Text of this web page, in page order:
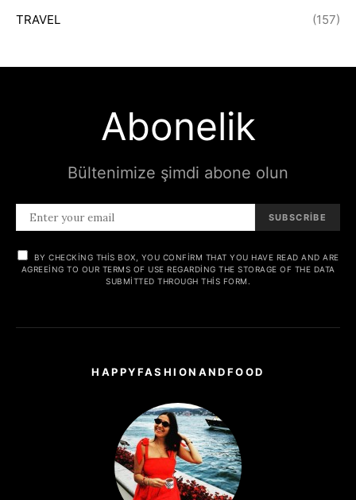
TRAVEL (157)
Abonelik
Bültenimize şimdi abone olun
SUBSCRIBE
BY CHECKING THIS BOX, YOU CONFIRM THAT YOU HAVE READ AND ARE
AGREEING TO OUR TERMS OF USE REGARDING THE STORAGE OF THE DATA
SUBMITTED THROUGH THIS FORM.
HAPPYFASHIONANDFOOD